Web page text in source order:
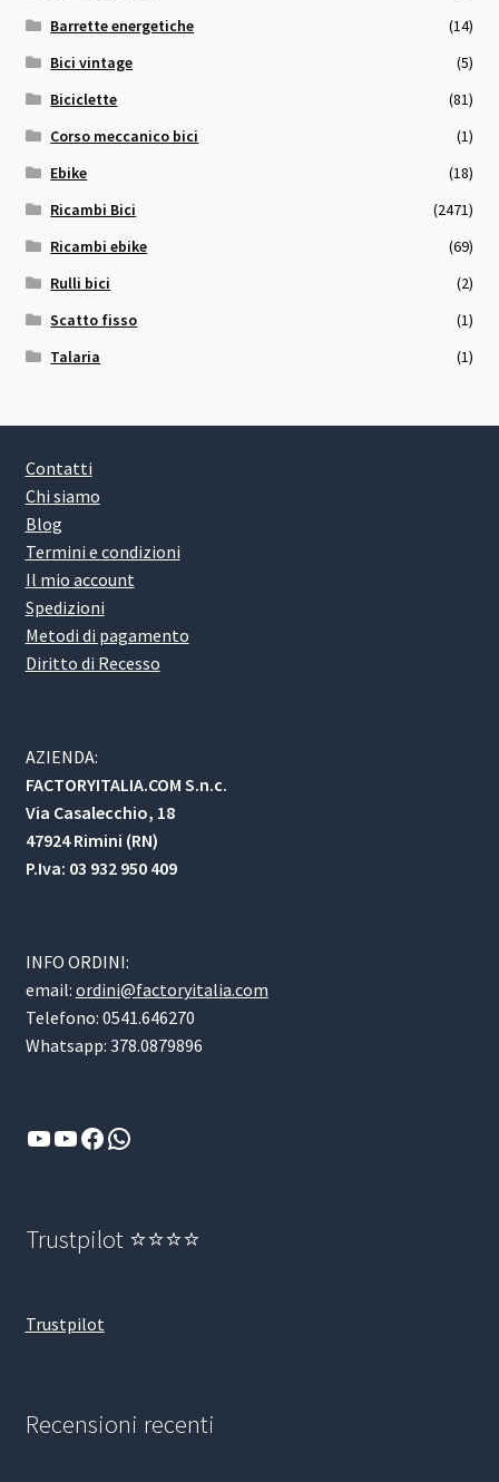
Barrette energetiche
(14)
Bici vintage
(5)
Biciclette
(81)
Corso meccanico bici
(1)
Ebike
(18)
Ricambi Bici
(2471)
Ricambi ebike
(69)
Rulli bici
(2)
Scatto fisso
(1)
Talaria
(1)
Contatti
Chi siamo
Blog
Termini e condizioni
Il mio account
Spedizioni
Metodi di pagamento
Diritto di Recesso
AZIENDA:
FACTORYITALIA.COM S.n.c.
Via Casalecchio, 18
47924 Rimini (RN)
P.Iva: 03 932 950 409
INFO ORDINI:
email: ordini@factoryitalia.com
Telefono: 0541.646270
Whatsapp: 378.0879896
YouTube
YouTube
Facebook
WhatsApp
Trustpilot ⭐⭐⭐⭐
Trustpilot
Recensioni recenti